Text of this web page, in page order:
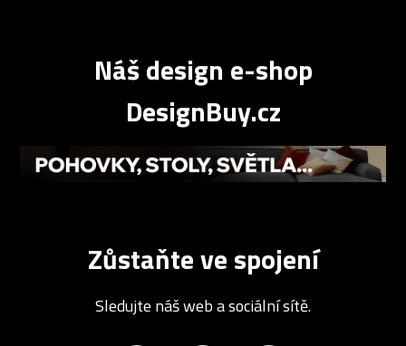
Náš design e-shop
DesignBuy.cz
Zůstaňte ve spojení
Sledujte náš web a sociální sítě.